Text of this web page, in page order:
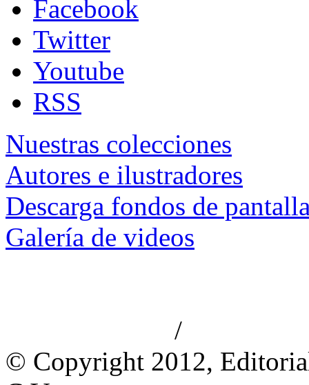
Facebook
Twitter
Youtube
RSS
Nuestras colecciones
Autores e ilustradores
Descarga fondos de
Galería de videos
/
© Copyright 2012,